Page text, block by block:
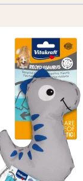
zu überspringen